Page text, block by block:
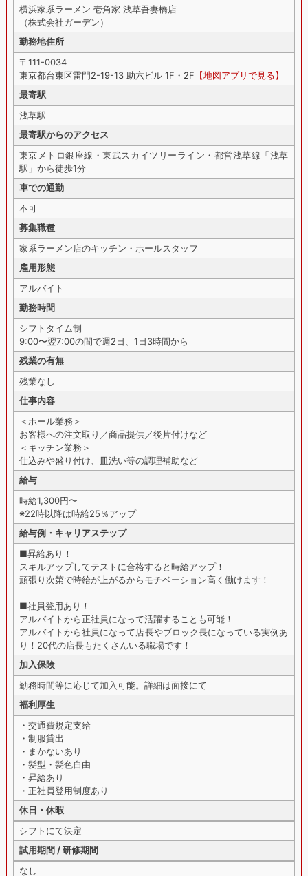
横浜家系ラーメン 壱角家 浅草吾妻橋店
（株式会社ガーデン）
勤務地住所
〒111-0034
東京都台東区雷門2-19-13 助六ビル 1F・2F 【地図アプリで見る】
最寄駅
浅草駅
最寄駅からのアクセス
東京メトロ銀座線・東武スカイツリーライン・都営浅草線「浅草
駅」から徒歩1分
車での通勤
不可
募集職種
家系ラーメン店のキッチン・ホールスタッフ
雇用形態
アルバイト
勤務時間
シフトタイム制
9:00〜翌7:00の間で週2日、1日3時間から
残業の有無
残業なし
仕事内容
＜ホール業務＞
お客様への注文取り／商品提供／後片付けなど
＜キッチン業務＞
仕込みや盛り付け、皿洗い等の調理補助など
給与
時給1,300円〜
※22時以降は時給25％アップ
給与例・キャリアステップ
■昇給あり！
スキルアップしてテストに合格すると時給アップ！
頑張り次第で時給が上がるからモチベーション高く働けます！
■社員登用あり！
アルバイトから正社員になって活躍することも可能！
アルバイトから社員になって店長やブロック長になっている実例あ
り！20代の店長もたくさんいる職場です！
加入保険
勤務時間等に応じて加入可能。詳細は面接にて
福利厚生
・交通費規定支給
・制服貸出
・まかないあり
・髪型・髪色自由
・昇給あり
・正社員登用制度あり
休日・休暇
シフトにて決定
試用期間 / 研修期間
なし